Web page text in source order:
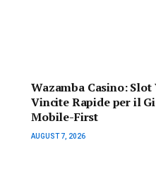
Wazamba Casino: Slot
Vincite Rapide per il
Mobile-First
AUGUST 7, 2026